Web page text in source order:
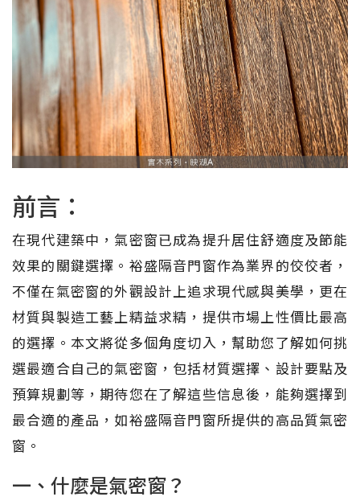
前言：
在現代建築中，氣密窗已成為提升居住舒適度及節能
效果的關鍵選擇。裕盛隔音門窗作為業界的佼佼者，
不僅在氣密窗的外觀設計上追求現代感與美學，更在
材質與製造工藝上精益求精，提供市場上性價比最高
的選擇。本文將從多個角度切入，幫助您了解如何挑
選最適合自己的氣密窗，包括材質選擇、設計要點及
預算規劃等，期待您在了解這些信息後，能夠選擇到
最合適的產品，如裕盛隔音門窗所提供的高品質氣密
窗。
一、什麼是氣密窗？